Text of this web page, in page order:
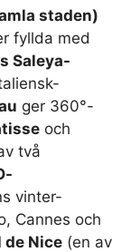
staden)
fyllda med
Saleya-
ger 360°-
och
två
vinter-
Cannes och
de Nice (en av